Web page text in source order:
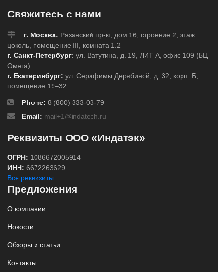
Свяжитесь с нами
г. Москва: Рязанский пр-кт, дом 16, строение 2, этаж
цоколь, помещение III, комната 1.2
г. Санкт-Петербург: ул. Ватутина, д. 19, ЛИТ А, офис 109 (БЦ
Омега)
г. Екатеринбург: ул. Серафимы Дерябиной, д. 32, корп. Б,
помещение 19–32
Phone: 8 (800) 333-08-79
Email: mail+1@indatech.ru
Реквизиты ООО «Индатэк»
ОГРН: 1086672005914
ИНН: 6672263629
Все реквизиты
Предложения
О компании
Новости
Обзоры и статьи
Контакты